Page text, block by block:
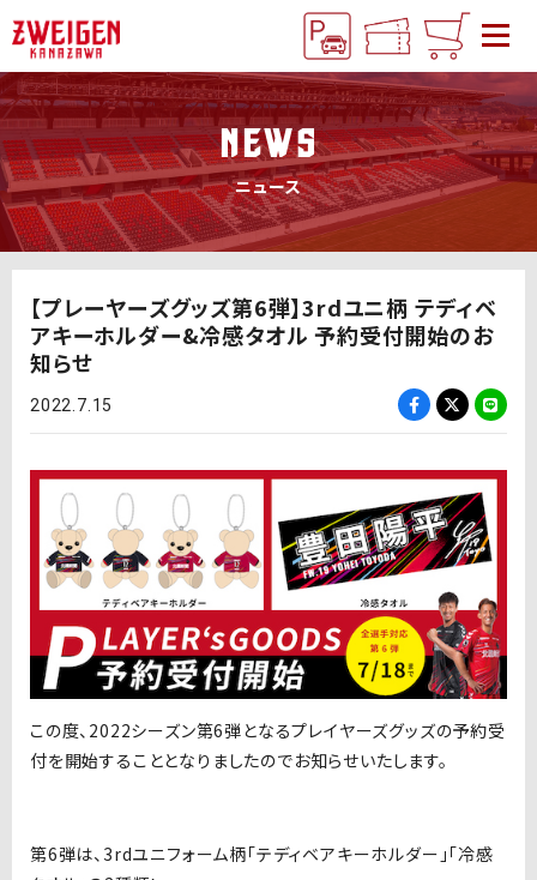
NEWS
ニュース
【プレーヤーズグッズ第6弾】3rdユニ柄 テディベ
アキーホルダー&冷感タオル 予約受付開始のお
知らせ
2022.7.15
この度、2022シーズン第6弾となるプレイヤーズグッズの予約受
付を開始することとなりましたのでお知らせいたします。
第6弾は、3rdユニフォーム柄「テディベアキーホルダー」「冷感